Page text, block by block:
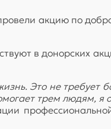
акцию по
в донорских
Это не требует
трем людям, я